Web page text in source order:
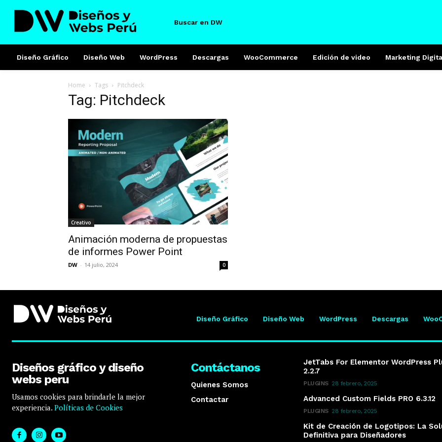
Buscar en DW
Diseño Gráfico Diseño Web WordPress Descargas WooCommerce Edición de video Marketing
Home Tags Pitchdeck
Tag: Pitchdeck
Creativo
Animación moderna de propuestas
de informes Power Point
DW - 14 julio, 2024 0
Diseño Gráfico Diseño Web WordPress Descargas
Diseños gráfico y diseño
webs peru
Usamos cookies para brindarle la mejor
experiencia. Políticas de Cookies
Contáctanos
Quienes Somos
Contactar
JetTabs For Elementor WordPress
2.2.7
PLUGINS 28 febrero, 2025
Advanced Custom Fields PRO 6.3.12
PLUGINS 28 febrero, 2025
Kit de Creación de Logotipos: La
Definitiva para Diseñadores